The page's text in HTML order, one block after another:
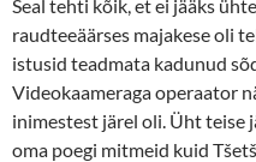
Seal tehti kõik, et ei jääks
raudteeäärses majakese oli
istusid teadmata kadunud
Videokaameraga operaator
inimestest järel oli. Üht teise
oma poegi mitmeid kuid